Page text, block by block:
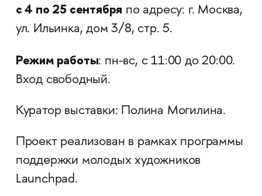
с 4 по 25 сентября по адресу: г. Москва,
ул. Ильинка, дом 3/8, стр. 5.
Режим работы: пн-вс, с 11:00 до 20:00.
Вход свободный.
Куратор выставки: Полина Могилина.
Проект реализован в рамках программы
поддержки молодых художников
Launchpad.